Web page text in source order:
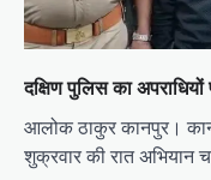
दक्षिण पुलिस का अपराधियों
आलोक ठाकुर कानपुर।
शुक्रवार की रात अभियान